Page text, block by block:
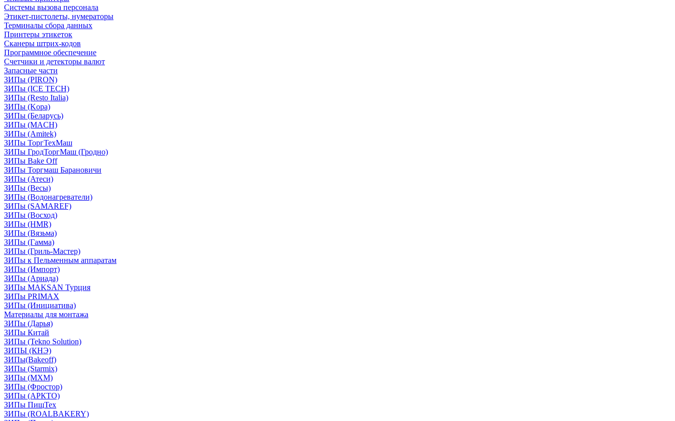
Системы вызова персонала
Этикет-пистолеты, нумераторы
Терминалы сбора данных
Принтеры этикеток
Сканеры штрих-кодов
Программное обеспечение
Счетчики и детекторы валют
Запасные части
ЗИПы (PIRON)
ЗИПы (ICE TECH)
ЗИПы (Resto Italia)
ЗИПы (Kopa)
ЗИПы (Беларусь)
ЗИПы (MACH)
ЗИПы (Amitek)
ЗИПы ТоргТехМаш
ЗИПы ГродТоргМаш (Гродно)
ЗИПы Bake Off
ЗИПы Торгмаш Барановичи
ЗИПы (Атеси)
ЗИПы (Весы)
ЗИПы (Водонагреватели)
ЗИПы (SAMAREF)
ЗИПы (Восход)
ЗИПы (HMR)
ЗИПы (Вязьма)
ЗИПы (Гамма)
ЗИПы (Гриль-Мастер)
ЗИПы к Пельменным аппаратам
ЗИПы (Импорт)
ЗИПы (Ариада)
ЗИПы MAKSAN Турция
ЗИПы PRIMAX
ЗИПы (Инициатива)
Материалы для монтажа
ЗИПы (Дарья)
ЗИПы Китай
ЗИПы (Tekno Solution)
ЗИПЫ (КНЭ)
ЗИПы(Bakeoff)
ЗИПы (Starmix)
ЗИПы (МХМ)
ЗИПы (Фростор)
ЗИПы (АРКТО)
ЗИПы ПищТех
ЗИПы (ROALBAKERY)